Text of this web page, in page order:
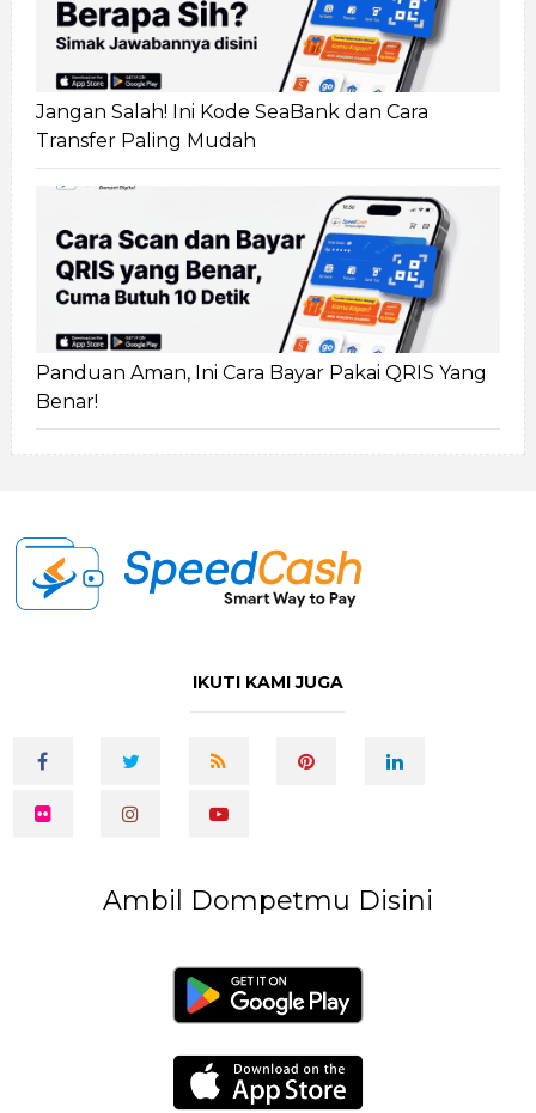
Jangan Salah! Ini Kode SeaBank dan Cara
Transfer Paling Mudah
Panduan Aman, Ini Cara Bayar Pakai QRIS Yang
Benar!
IKUTI KAMI JUGA
Ambil Dompetmu Disini